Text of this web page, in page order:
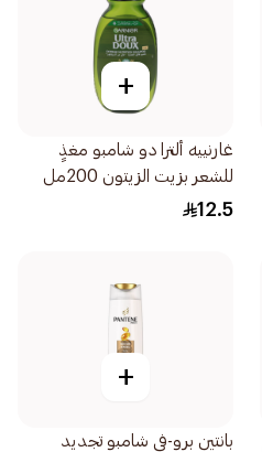
+
غارنييه ألترا دو شامبو مغذٍ
للشعر بزيت الزيتون 200مل
12.5
+
بانتين برو-في شامبو تجديد